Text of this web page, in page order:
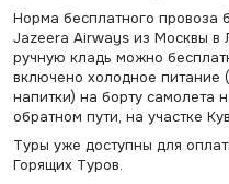
Норма бесплатного провоза
Jazeera Airways из Москвы в
ручную кладь можно
включено холодное питание
напитки) на борту самолета
обратном пути, на участке
Туры уже доступны для
Горящих Туров.